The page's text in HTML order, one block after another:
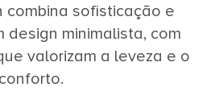
combina sofisticação e
design minimalista, com
valorizam a leveza e o
conforto.